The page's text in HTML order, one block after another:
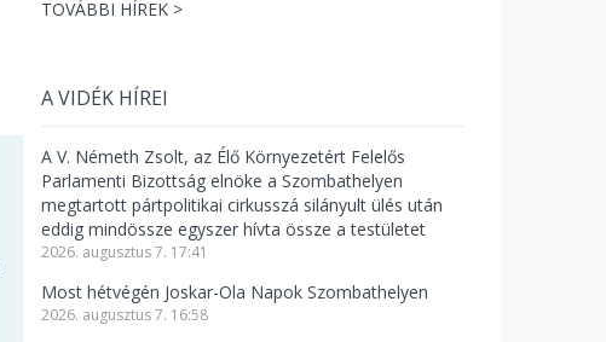
TOVÁBBI HÍREK >
A VIDÉK HÍREI
A V. Németh Zsolt, az Élő Környezetért Felelős
Parlamenti Bizottság elnöke a Szombathelyen
megtartott pártpolitikai cirkusszá silányult ülés után
eddig mindössze egyszer hívta össze a testületet
2026. augusztus 7. 17:41
Most hétvégén Joskar-Ola Napok Szombathelyen
2026. augusztus 7. 16:58